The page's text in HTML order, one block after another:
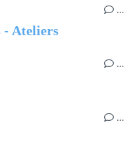
…
- Ateliers
…
…